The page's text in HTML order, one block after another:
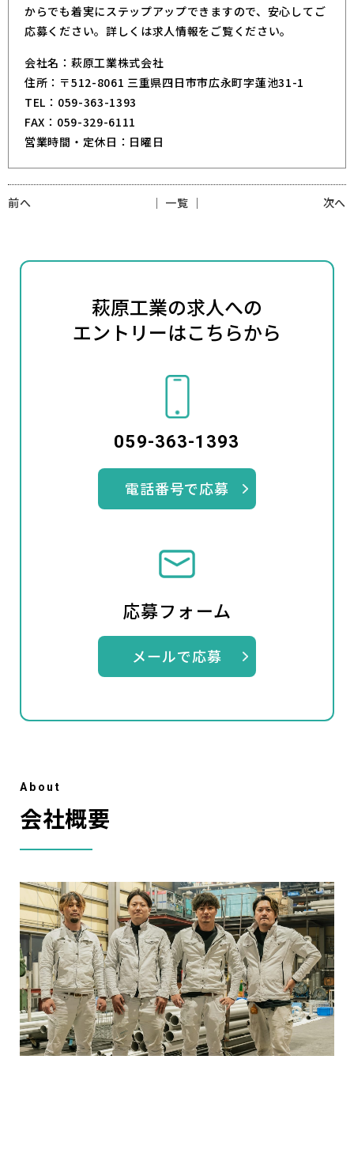
からでも着実にステップアップできますので、安心してご
応募ください。詳しくは求人情報をご覧ください。
会社名：萩原工業株式会社
住所：〒512-8061 三重県四日市市広永町字蓮池31-1
TEL：059-363-1393
FAX：059-329-6111
営業時間・定休日：日曜日
前へ 次へ
│ 一覧 │
萩原工業の求人への
エントリーはこちらから
059-363-1393
電話番号で応募
応募フォーム
メールで応募
A b o ut
会社概要